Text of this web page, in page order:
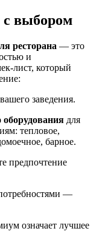
выбором
ресторана — это
и
лист, который
вашего заведения.
оборудования для
тепловое,
барное.
предпочтение
—
означает лучшее